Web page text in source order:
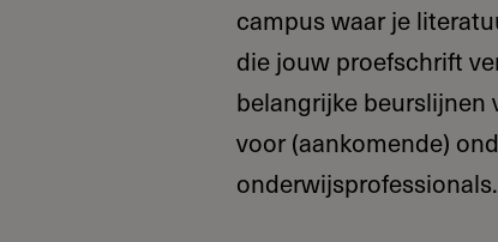
campus waar je
die jouw proefschrift
belangrijke beurslijnen
voor (aankomende)
onderwijsprofessionals.